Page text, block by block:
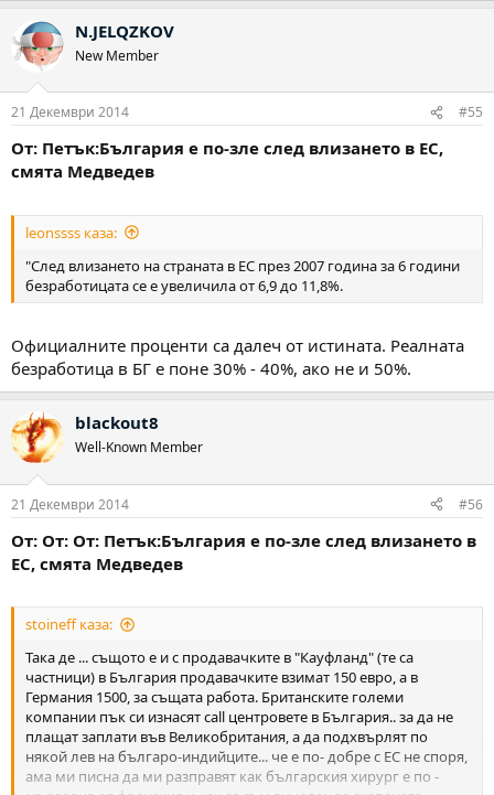
N.JELQZKOV
New Member
21 Декември 2014 #55
От: Петък:България е по-зле след влизането в ЕС,
смята Медведев
leonssss каза:
"След влизането на страната в ЕС през 2007 година за 6 години
безработицата се е увеличила от 6,9 до 11,8%.
Официалните проценти са далеч от истината. Реалната
безработица в БГ е поне 30% - 40%, ако не и 50%.
blackout8
Well-Known Member
21 Декември 2014 #56
От: От: От: Петък:България е по-зле след влизането в
ЕС, смята Медведев
stoineff каза:
Така де ... същото е и с продавачките в "Кауфланд" (те са
частници) в България продавачките взимат 150 евро, а в
Германия 1500, за същата работа. Британските големи
компании пък си изнасят call центровете в България.. за да не
плащат заплати във Великобритания, а да подхвърлят по
някой лев на българо-индийците... че е по- добре с ЕС не споря,
ама ми писна да ми разправят как българския хирург е по -